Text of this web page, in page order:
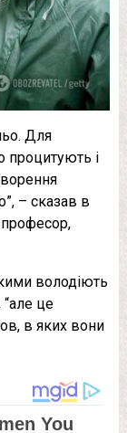
Для
процитують і
– сказав в
професор,
володіють
“але це
в яких вони